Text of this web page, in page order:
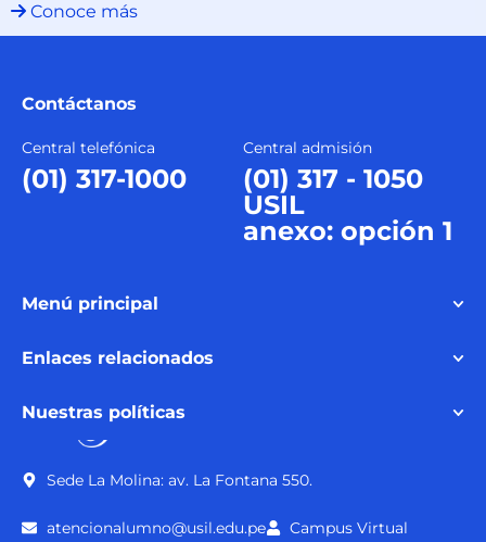
Conoce más
Contáctanos
Central telefónica
(01) 317-1000
Central admisión
(01) 317 - 1050
USIL
anexo: opción 1
Menú principal
Enlaces relacionados
Nuestras políticas
Sede La Molina: av. La Fontana 550.
atencionalumno@usil.edu.pe
Campus Virtual